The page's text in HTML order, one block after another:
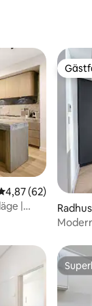
av 5 i
4,87 (62)
|